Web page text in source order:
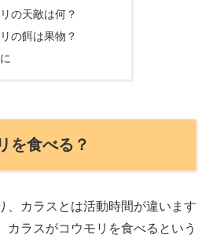
の天敵は何？
の餌は果物？
を食べる？
、カラスとは活動時間が違います
カラスがコウモリを食べるという